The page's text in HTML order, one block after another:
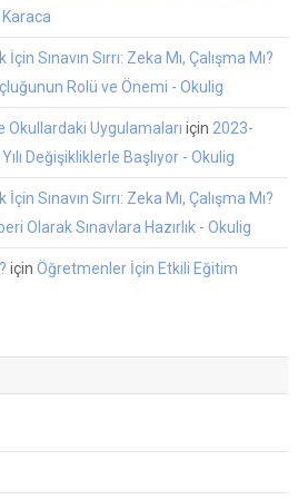
Karaca
İçin Sınavın Sırrı: Zeka Mı, Çalışma Mı?
Rolü ve Önemi - Okulig
Okullardaki Uygulamaları için 2023-
Değişikliklerle Başlıyor - Okulig
İçin Sınavın Sırrı: Zeka Mı, Çalışma Mı?
Olarak Sınavlara Hazırlık - Okulig
için Öğretmenler İçin Etkili Eğitim